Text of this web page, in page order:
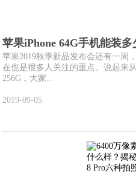
苹果iPhone 64G手机能装多
苹果2019秋季新品发布会还有一周
在也是很多人关注的重点。说起来
256G，大家...
2019-09-05